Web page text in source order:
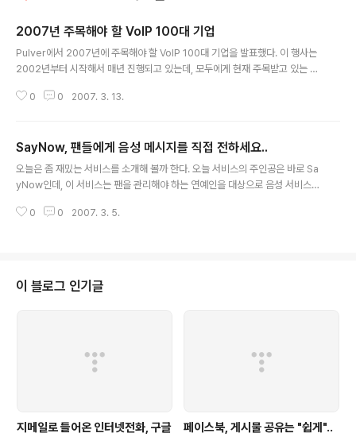
2007년 주목해야 할 VoIP 100대 기업
Pulver에서 2007년에 주목해야 할 VoIP 100대 기업을 발표했다. 이 행사는
2002년부터 시작해서 매년 진행되고 있는데, 모두에게 현재 주목받고 있는 V
al, Abbeynet, jajah, iSkoot, Talkplus 등이 포함되어 있는데.. 이상한 점은
점을 지적하고 있는 듯 한데.. 자세한 내용은 Pulver 100을 참고하시기 바란
다.
0 0 2007. 3. 13.
SayNow, 팬들에게 음성 메시지를 직접 전하세요..
오늘은 좀 재밌는 서비스를 소개해 볼까 한다. 오늘 서비스의 주인공은 바로 Sa
yNow인데, 이 서비스는 팬을 관리해야 하는 연예인을 대상으로 음성 서비스를
서비스인데.. 머나먼 미국 회사가 먼저 상용화를 했다고 봐야 하나? 기본적인 개
팬카페에 등록할 수 있다. 또는 SayNow에서 제공하는 Badge를 자신의 웹사
이트에 붙여 넣어서, 자신의 사이트를 방문한 팬이 쉽게 가입할 수 있도록 할 수
0 0 2007. 3. 5.
이 블로그 인기글
지메일로 들어온 인터넷전화, 구글
페이스북, 게시물 공유는 "쉽게"..